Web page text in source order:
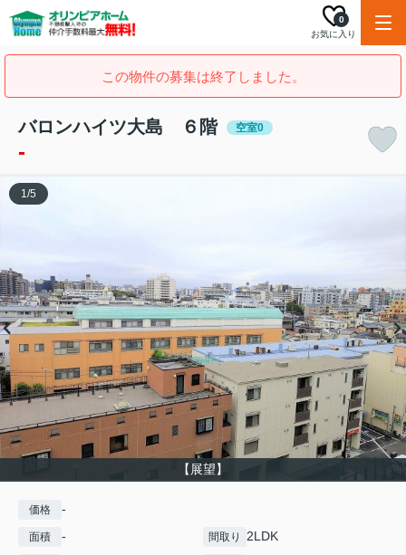
お気に入り
0
この物件の募集は終了しました。
バロンハイツ大島 ６階 空室0
-
【展望】
1/5
価格 -
面積 - 間取り 2LDK